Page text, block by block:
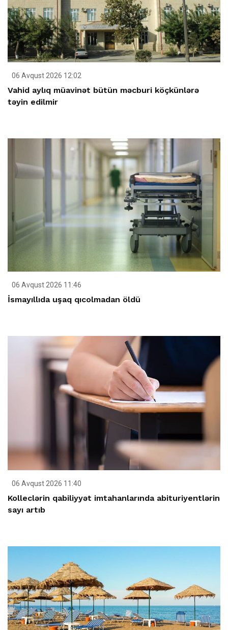
06 Avqust 2026 12:02
Vahid aylıq müavinət bütün məcburi köçkünlərə
təyin edilmir
06 Avqust 2026 11:46
İsmayıllıda uşaq qıcolmadan öldü
06 Avqust 2026 11:40
Kolleclərin qabiliyyət imtahanlarında abituriyentlərin
sayı artıb